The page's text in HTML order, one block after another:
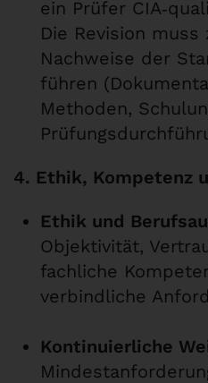
ein Prüfer
Die Revision
Nachweise der
führen
Methoden,
4. Ethik, Kompetenz
Ethik und
Objektivität,
fachliche
verbindliche
Kontinuierliche